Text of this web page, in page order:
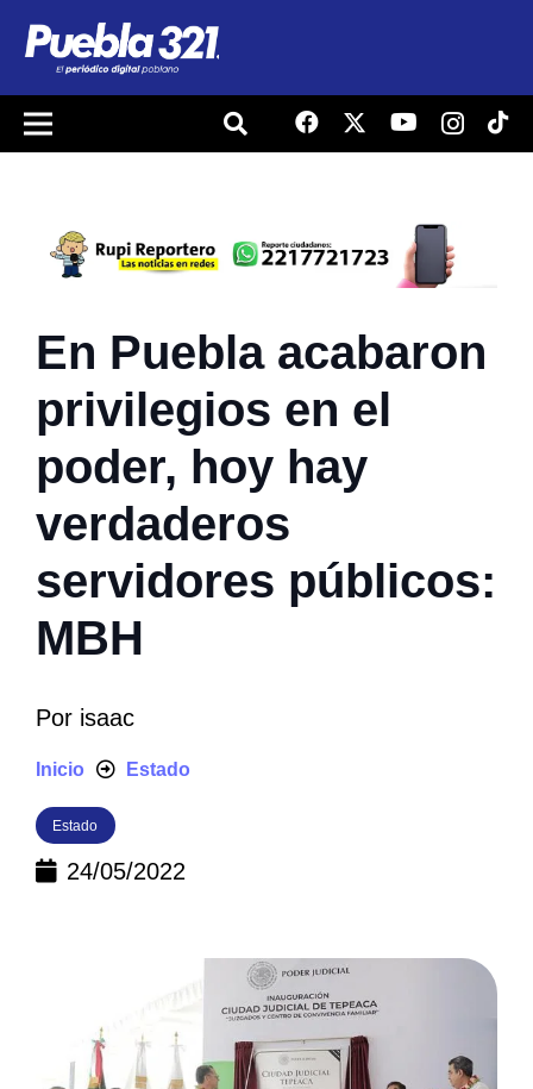
En Puebla acabaron
privilegios en el
poder, hoy hay
verdaderos
servidores públicos:
MBH
Por isaac
Inicio Estado
Estado
24/05/2022